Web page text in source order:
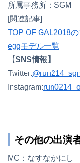
所属事務所：SGM
[関連記事]
TOP OF GAL2018
eggモデル一覧
【SNS情報】
Twitter:
Instagram:
その他の出演
MC：なすなかにし